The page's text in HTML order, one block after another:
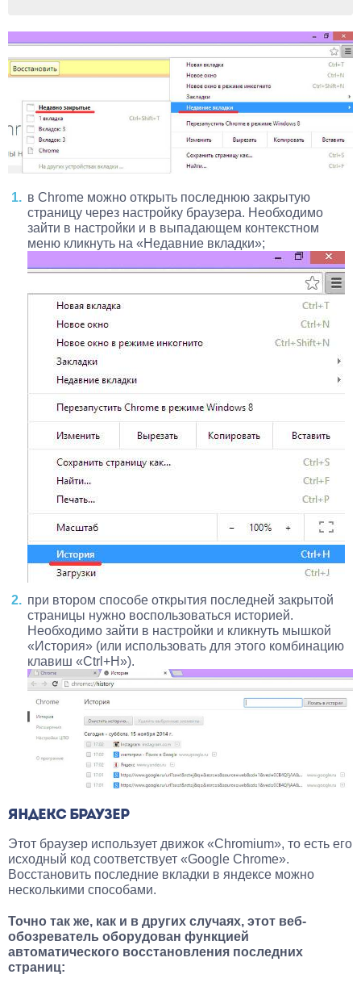
в Chrome можно открыть последнюю закрытую
страницу через настройку браузера. Необходимо
зайти в настройки и в выпадающем контекстном
меню кликнуть на «Недавние вкладки»;
при втором способе открытия последней закрытой
страницы нужно воспользоваться историей.
Необходимо зайти в настройки и кликнуть мышкой
«История» (или использовать для этого комбинацию
клавиш «Ctrl+H»).
ЯНДЕКС БРАУЗЕР
Этот браузер использует движок «Chromium», то есть его
исходный код соответствует «Google Chrome».
Восстановить последние вкладки в яндексе можно
несколькими способами.
Точно так же, как и в других случаях, этот веб-
обозреватель оборудован функцией
автоматического восстановления последних
страниц: